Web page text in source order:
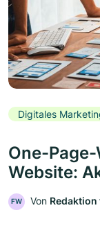
Digitales
One-
Website:
FW Von